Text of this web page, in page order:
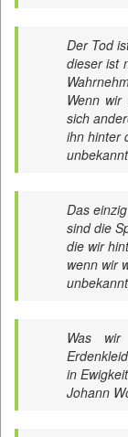
Der Tod
dieser ist
Wenn
sich
ihn hinter
Das
sind die
die wir
wenn wir
Was
in
Johann